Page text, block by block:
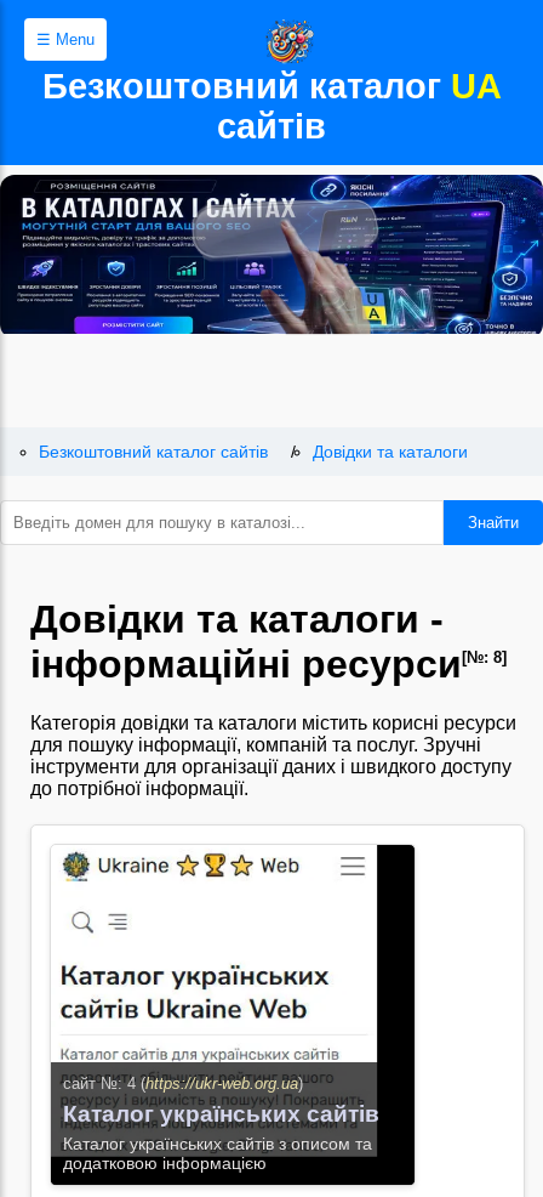
☰ Menu
Безкоштовний каталог UA
сайтів
Безкоштовний каталог сайтів Довідки та каталоги
Знайти
Довідки та каталоги -
інформаційні ресурси [№: 8]
Категорія довідки та каталоги містить корисні ресурси
для пошуку інформації, компаній та послуг. Зручні
інструменти для організації даних і швидкого доступу
до потрібної інформації.
сайт №: 4 (https://ukr-web.org.ua)
Каталог українських сайтів
Каталог українських сайтів з описом та
додатковою інформацією